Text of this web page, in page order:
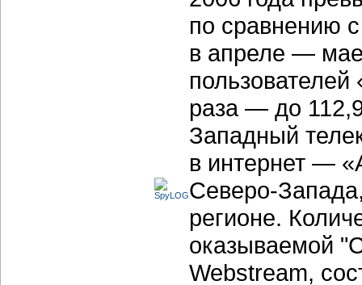
по сравнению
в апреле — мае
раза — до
Западный
в интернет —
Северо-
регионе.
оказываемой
Webstream,